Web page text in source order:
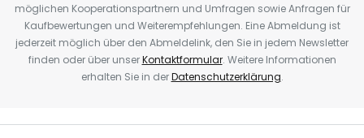
möglichen Kooperationspartnern und Umfragen sowie Anfragen für
Kaufbewertungen und Weiterempfehlungen. Eine Abmeldung ist
jederzeit möglich über den Abmeldelink, den Sie in jedem Newsletter
finden oder über unserKontaktformular. Weitere Informationen
erhalten Sie in derDatenschutzerklärung.